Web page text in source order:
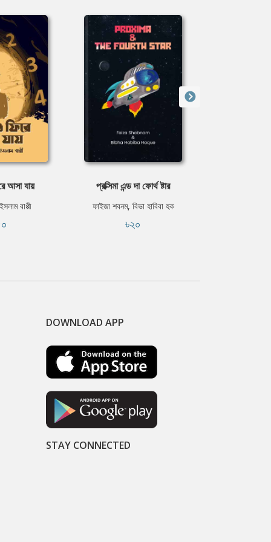
আসা যায়
বাপ্পী
প্রক্সিমা এন্ড দা ফোর্থ ষ্টার
ফাইজা শবনম, বিভা হাবিবা হক
৳২০
DOWNLOAD APP
STAY CONNECTED